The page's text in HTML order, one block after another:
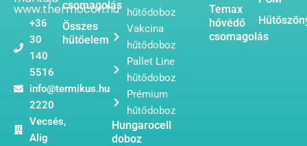
www.thermocon.hu
+36
30
140
5516
info@termikus.hu
2220
Vecsés,
Alig
csomagolás
Összes
hűtőelem
hűtődoboz
Vakcina
hűtődoboz
Pallet Line
hűtődoboz
Prémium
hűtődoboz
Hungarocell
doboz
Temax
hővédő
csomagolás